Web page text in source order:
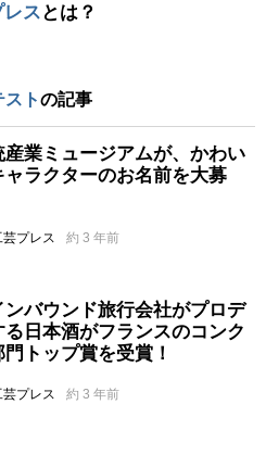
ス とは？
ストの記事
産業ミュージアムが、かわい
ャラクターのお名前を大募
芸プレス 約 3 年前
ンバウンド旅行会社がプロデ
る日本酒がフランスのコンク
トップ賞を受賞！
芸プレス 約 3 年前